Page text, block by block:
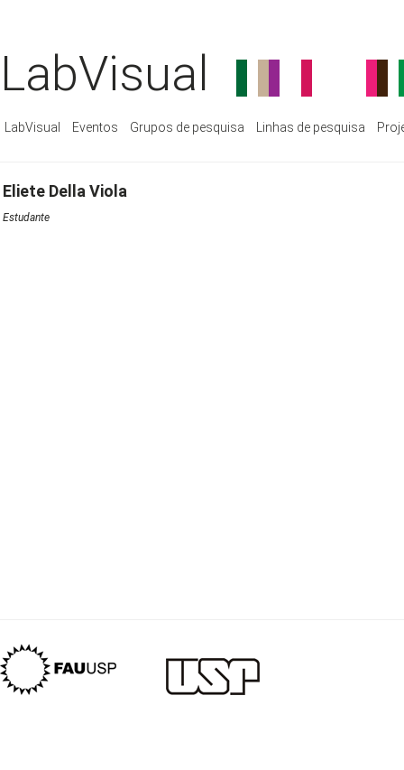
LabVisual
LabVisual Eventos Grupos de pesquisa Linhas de pesquisa
Eliete Della Viola
Estudante